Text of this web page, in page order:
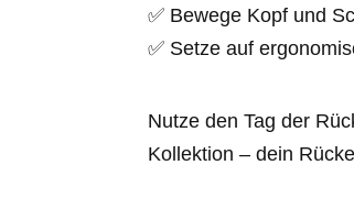
✅ Bewege Kopf und
✅ Setze auf
Nutze den Tag der
Kollektion – dein